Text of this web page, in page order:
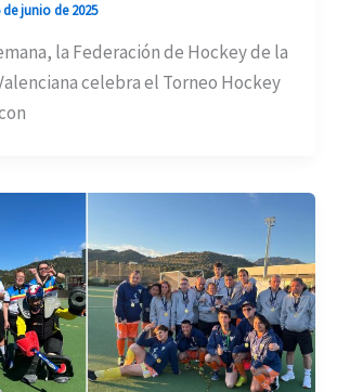
de junio de 2025
la Federación de Hockey de la
celebra el Torneo Hockey